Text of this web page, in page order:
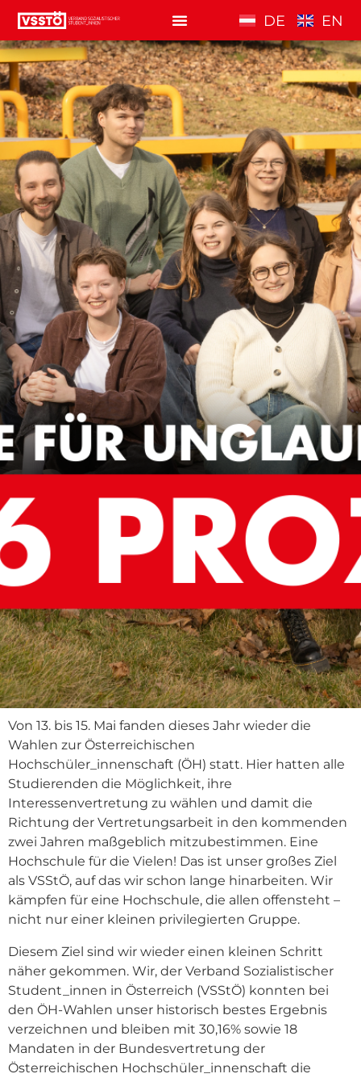
DE EN
Von 13. bis 15. Mai fanden dieses Jahr wieder die
Wahlen zur Österreichischen
Hochschüler_innenschaft (ÖH) statt. Hier hatten alle
Studierenden die Möglichkeit, ihre
Interessenvertretung zu wählen und damit die
Richtung der Vertretungsarbeit in den kommenden
zwei Jahren maßgeblich mitzubestimmen. Eine
Hochschule für die Vielen! Das ist unser großes Ziel
als VSStÖ, auf das wir schon lange hinarbeiten. Wir
kämpfen für eine Hochschule, die allen offensteht –
nicht nur einer kleinen privilegierten Gruppe.
Diesem Ziel sind wir wieder einen kleinen Schritt
näher gekommen. Wir, der Verband Sozialistischer
Student_innen in Österreich (VSStÖ) konnten bei
den ÖH-Wahlen unser historisch bestes Ergebnis
verzeichnen und bleiben mit 30,16% sowie 18
Mandaten in der Bundesvertretung der
Österreichischen Hochschüler_innenschaft die